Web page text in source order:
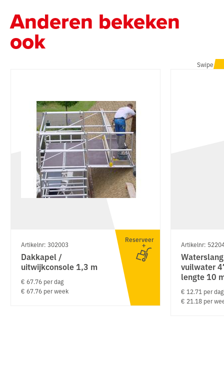
Anderen bekeken
ook
Swipe
Artikelnr: 302003
Dakkapel /
uitwijkconsole 1,3 m
€ 67.76 per dag
€ 67.76 per week
Reserveer
Artikelnr:
vuilwater
lengte 10
€ 12.71 per dag
€ 21.18 per